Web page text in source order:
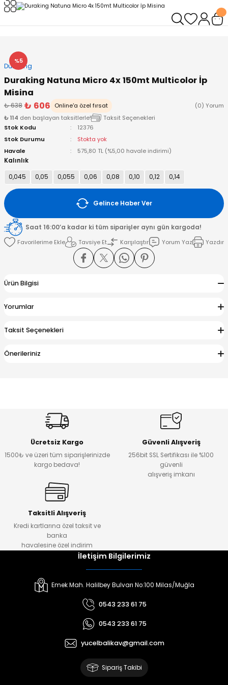
%5
Duraking
Duraking Natuna Micro 4x 150mt Multicolor İp
Misina
₺ 638 ₺ 606 Online'a özel fırsat
(0) Yorum
₺ 114 den başlayan taksitlerle!
Taksit Seçenekleri
Stok Kodu
12376
Stok Durumu
Stokta yok
Havale
575,80 TL (%5,00 havale indirimi)
Kalınlık
0,045
0,05 0,055 0,06 0,08 0,10 0,12 0,14
Gelince Haber Ver
Saat 16:00’a kadar ki tüm siparişler aynı gün kargoda!
Tavsiye Et
Karşılaştır Yorum Yaz Yazdır
Ürün Bilgisi
Yorumlar
Taksit Seçenekleri
Önerileriniz
Ücretsiz Kargo
1500₺ ve üzeri tüm siparişlerinizde
kargo bedava!
Güvenli Alışveriş
256bit SSL Sertifikası ile %100
güvenli
alışveriş imkanı
Taksitli Alışveriş
Kredi kartlarına özel taksit ve
banka
havalesine özel indirim
İletişim Bilgilerimiz
Emek Mah. Halilbey Bulvarı No:100 Milas/Muğla
0543 233 61 75
0543 233 61 75
yucelbalikav@gmail.com
Sipariş Takibi
Makineleri
Misinalar
Misinalar
Halka
& El Feneri